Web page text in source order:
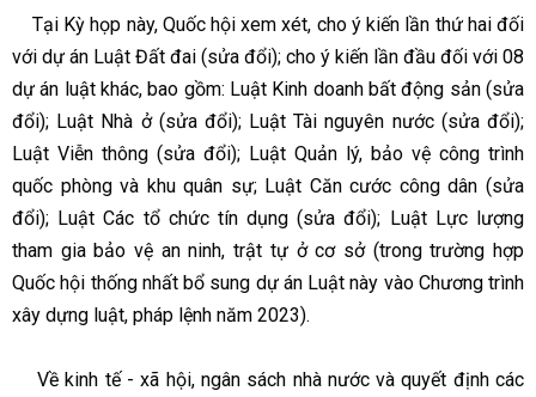
Tại Kỳ họp này, Quốc hội xem xét, cho ý kiến lần thứ hai đối
với dự án Luật Đất đai (sửa đổi); cho ý kiến lần đầu đối với 08
dự án luật khác, bao gồm: Luật Kinh doanh bất động sản (sửa
đổi); Luật Nhà ở (sửa đổi); Luật Tài nguyên nước (sửa đổi);
Luật Viễn thông (sửa đổi); Luật Quản lý, bảo vệ công trình
quốc phòng và khu quân sự; Luật Căn cước công dân (sửa
đổi); Luật Các tổ chức tín dụng (sửa đổi); Luật Lực lượng
tham gia bảo vệ an ninh, trật tự ở cơ sở (trong trường hợp
Quốc hội thống nhất bổ sung dự án Luật này vào Chương trình
xây dựng luật, pháp lệnh năm 2023).
Về kinh tế - xã hội, ngân sách nhà nước và quyết định các